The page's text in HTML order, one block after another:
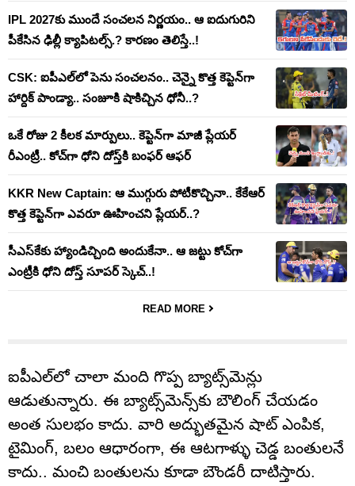
IPL 2027కు ముందే సంచలన నిర్ణయం.. ఆ ఐదుగురిని
పీకేసిన ఢిల్లీ క్యాపిటల్స్.? కారణం తెలిస్తే..!
CSK: ఐపీఎల్‌లో పెను సంచలనం.. చెన్నై కొత్త కెప్టెన్‌గా
హార్దిక్ పాండ్యా.. సంజూకి షాకిచ్చిన ధోనీ..?
ఒకే రోజు 2 కీలక మార్పులు.. కెప్టెన్‌గా మాజీ ప్లేయర్
రీఎంట్రీ.. కోచ్‌గా ధోని దోస్త్‌కి బంఫర్ ఆఫర్
KKR New Captain: ఆ ముగ్గురు పోటీకొచ్చినా.. కేకేఆర్
కొత్త కెప్టెన్‌గా ఎవరూ ఊహించని ప్లేయర్..?
సీఎస్‌కేకు హ్యాండిచ్చింది అందుకేనా.. ఆ జట్టు కోచ్‌గా
ఎంట్రీకి ధోని దోస్త్ సూపర్ స్కెచ్..!
READ MORE
ఐపీఎల్‌లో చాలా మంది గొప్ప బ్యాట్స్‌మెన్లు
ఆడుతున్నారు. ఈ బ్యాట్స్‌మెన్స్‌కు బౌలింగ్ చేయడం
అంత సులభం కాదు. వారి అద్భుతమైన షాట్ ఎంపిక,
టైమింగ్, బలం ఆధారంగా, ఈ ఆటగాళ్ళు చెడ్డ బంతులనే
కాదు.. మంచి బంతులను కూడా బౌండరీ దాటిస్తారు.